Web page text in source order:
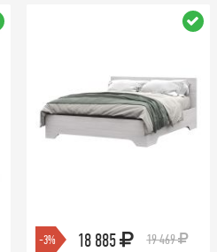
-3% 18 885 19 469